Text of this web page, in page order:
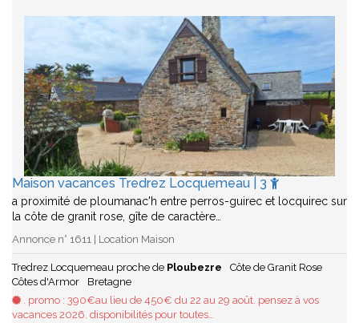
Maison vacances Tredrez Locquemeau | 3
a proximité de ploumanac'h entre perros-guirec et locquirec sur
la côte de granit rose, gîte de caractère…
Annonce n° 1611 | Location Maison
Tredrez Locquemeau proche de Ploubezre
Côte de Granit Rose
Côtes d'Armor
Bretagne
. promo : 390€au lieu de 450€ du 22 au 29 août. pensez à vos
vacances 2026. disponibilités pour toutes…